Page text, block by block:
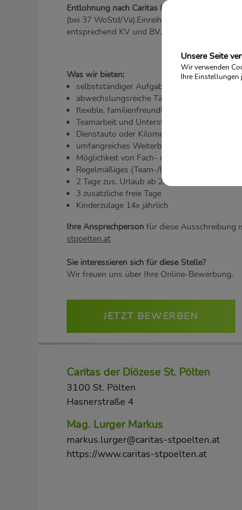
Entlohnung nach Caritas Kollektivvertrag:
(bei 37 WoStd/Va).Einreihung in höhere
entsprechend KV und BV.
Was wir bieten:
selbstständiger Aufgaben- und
abwechslungsreiche Tätigkeit in der
flexible, familienfreundliche Arbeitszeit
Teamarbeit und Unterstützung in einem
Dienstauto oder Kilometergeld
umfangreiches Weiterbildungsangebot
Möglichkeit von Fach- und Führungskarrieren
Regelmäßiges (Team-/Einzel-) Coaching und
2 Tage zus. Urlaub ab 2.Dienstjahr
3 zusätzliche freie Tage
Kinderzulage 14x jährlich
Ihre Ansprechperson für diese Ausschreibung
stpoelten.at
Sie interessieren sich für diese Stelle?
Wir freuen uns über Ihre Online-Bewerbung.
JETZT BEWERBEN
Caritas der Diözese St. Pölten
3100 St. Pölten
Hasnerstraße 4
Mag. Lurger Markus
markus.lurger@caritas-stpoelten.at
https://www.caritas-stpoelten.at
Unsere Seite
Wir verwenden
Ihre Einstellungen